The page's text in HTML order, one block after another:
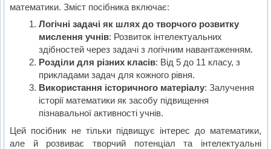
математики. Зміст посібника включає:
Логічні задачі як шлях до творчого розвитку
мислення учнів: Розвиток інтелектуальних
здібностей через задачі з логічним навантаженням.
Розділи для різних класів: Від 5 до 11 класу, з
прикладами задач для кожного рівня.
Використання історичного матеріалу: Залучення
історії математики як засобу підвищення
пізнавальної активності учнів.
Цей посібник не тільки підвищує інтерес до математики,
але й розвиває творчий потенціал та інтелектуальні